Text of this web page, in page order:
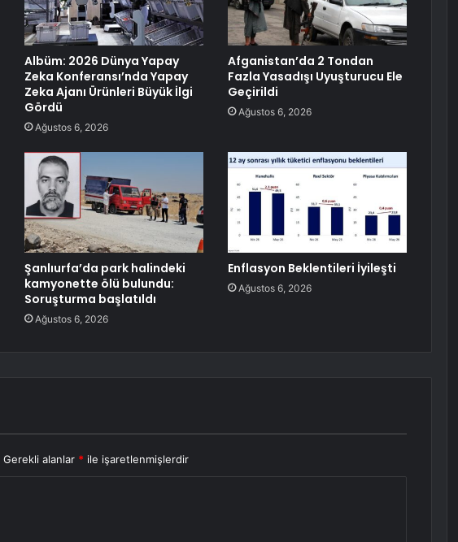
Albüm: 2026 Dünya Yapay
Zeka Konferansı’nda Yapay
Zeka Ajanı Ürünleri Büyük İlgi
Gördü
Ağustos 6, 2026
Afganistan’da 2 Tondan
Fazla Yasadışı Uyuşturucu Ele
Geçirildi
Ağustos 6, 2026
Şanlıurfa’da park halindeki
kamyonette ölü bulundu:
Soruşturma başlatıldı
Ağustos 6, 2026
Enflasyon Beklentileri İyileşti
Ağustos 6, 2026
Gerekli alanlar * ile işaretlenmişlerdir